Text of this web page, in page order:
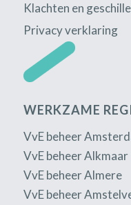
Klachten en
Privacy verklaring
WERKZAME
VvE beheer
VvE beheer Alkmaar
VvE beheer Almere
VvE beheer